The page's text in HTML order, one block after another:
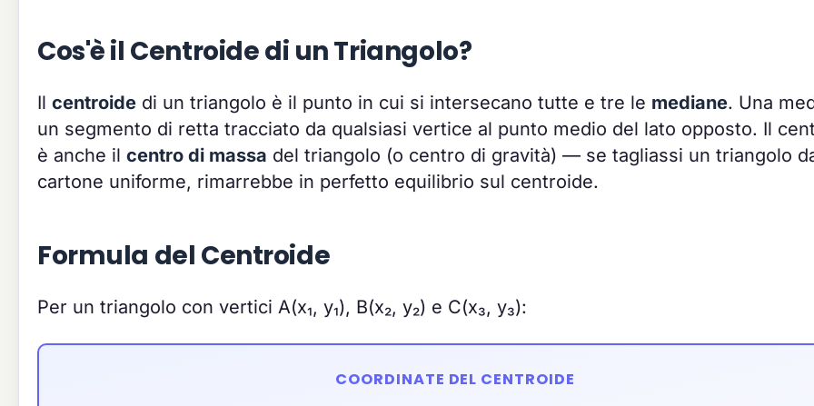
Cos'è il Centroide di un Triangolo?
Il centroide di un triangolo è il punto in cui si intersecano tutte e tre le mediane. Una
un segmento di retta tracciato da qualsiasi vertice al punto medio del lato opposto. Il
è anche il centro di massa del triangolo (o centro di gravità) — se tagliassi un triangolo
cartone uniforme, rimarrebbe in perfetto equilibrio sul centroide.
Formula del Centroide
Per un triangolo con vertici A(x₁, y₁), B(x₂, y₂) e C(x₃, y₃):
COORDINATE DEL CENTROIDE